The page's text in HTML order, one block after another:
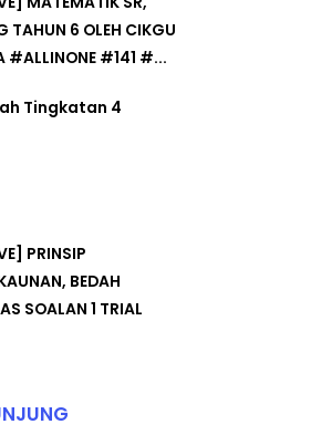
TAHUN 6 OLEH CIKGU
#ALLINONE #141 #...
Tingkatan 4
PRINSIP
BEDAH
SOALAN 1 TRIAL